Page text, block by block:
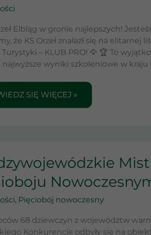
Elbląg w gronie najlepszych!
że KS Orzeł znalazł się na
– KLUB PRO! 🦅 🏆 To
najwyższe wyniki szkoleniowe w
SIĘ WIĘCEJ »
, Pięciobój nowoczesny
68 dziewczyn z województw
Konkurencje odbyły się na